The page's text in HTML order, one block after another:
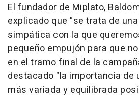
El fundador de Miplato,
explicado que "se trata de
simpática con la que
pequeño empujón para que
en el tramo final de la
destacado "la importancia de
más variada y equilibrada